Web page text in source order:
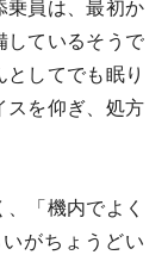
乗員は、最初か
しているそうで
してでも眠り
スを仰ぎ、処方
「機内でよく
がちょうどい